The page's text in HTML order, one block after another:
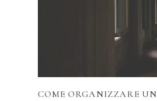
COME ORGANIZZARE UN